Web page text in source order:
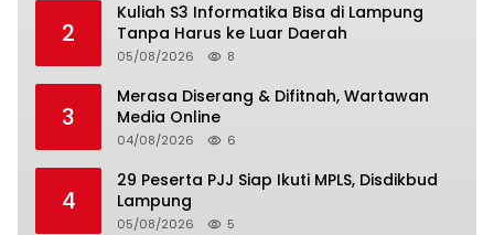
2
Kuliah S3 Informatika Bisa di Lampung
Tanpa Harus ke Luar Daerah
05/08/2026 8
3
Merasa Diserang & Difitnah, Wartawan
Media Online
04/08/2026 6
4
29 Peserta PJJ Siap Ikuti MPLS, Disdikbud
Lampung
05/08/2026 5